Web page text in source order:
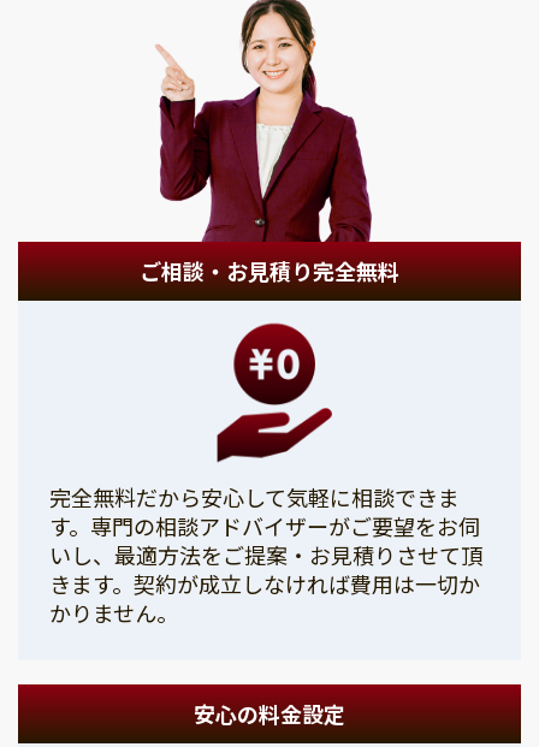
ご相談・お見積り完全無料
完全無料だから安心して気軽に相談できま
す。専門の相談アドバイザーがご要望をお伺
いし、最適方法をご提案・お見積りさせて頂
きます。契約が成立しなければ費用は一切か
かりません。
安心の料金設定